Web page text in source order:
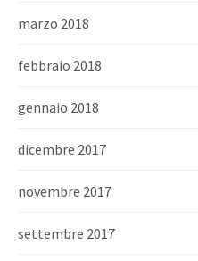
marzo 2018
febbraio 2018
gennaio 2018
dicembre 2017
novembre 2017
settembre 2017